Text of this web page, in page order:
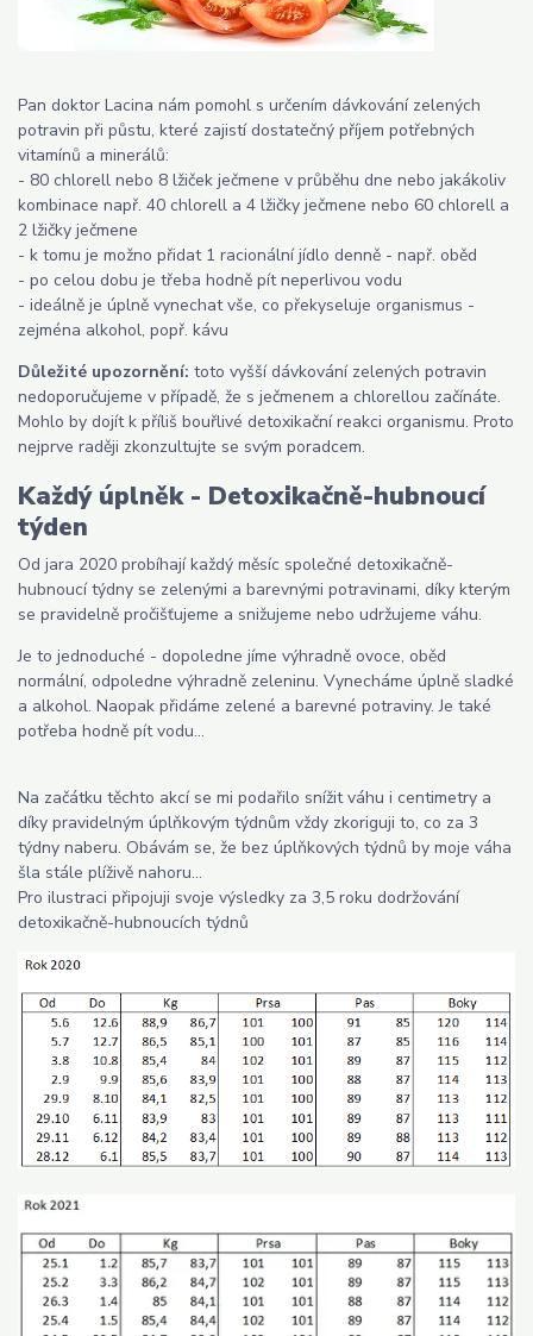
Pan doktor Lacina nám pomohl s určením dávkování zelených
potravin při půstu, které zajistí dostatečný příjem potřebných
vitamínů a minerálů:
- 80 chlorell nebo 8 lžiček ječmene v průběhu dne nebo jakákoliv
kombinace např. 40 chlorell a 4 lžičky ječmene nebo 60 chlorell a
2 lžičky ječmene
- k tomu je možno přidat 1 racionální jídlo denně - např. oběd
- po celou dobu je třeba hodně pít neperlivou vodu
- ideálně je úplně vynechat vše, co překyseluje organismus -
zejména alkohol, popř. kávu
Důležité upozornění: toto vyšší dávkování zelených potravin
nedoporučujeme v případě, že s ječmenem a chlorellou začínáte.
Mohlo by dojít k příliš bouřlivé detoxikační reakci organismu. Proto
nejprve raději zkonzultujte se svým poradcem.
Každý úplněk - Detoxikačně-hubnoucí
týden
Od jara 2020 probíhají každý měsíc společné detoxikačně-
hubnoucí týdny se zelenými a barevnými potravinami, díky kterým
se pravidelně pročišťujeme a snižujeme nebo udržujeme váhu.
Je to jednoduché - dopoledne jíme výhradně ovoce, oběd
normální, odpoledne výhradně zeleninu. Vynecháme úplně sladké
a alkohol. Naopak přidáme zelené a barevné potraviny. Je také
potřeba hodně pít vodu...
Na začátku těchto akcí se mi podařilo snížit váhu i centimetry a
díky pravidelným úplňkovým týdnům vždy zkoriguji to, co za 3
týdny naberu. Obávám se, že bez úplňkových týdnů by moje váha
šla stále plíživě nahoru...
Pro ilustraci připojuji svoje výsledky za 3,5 roku dodržování
detoxikačně-hubnoucích týdnů